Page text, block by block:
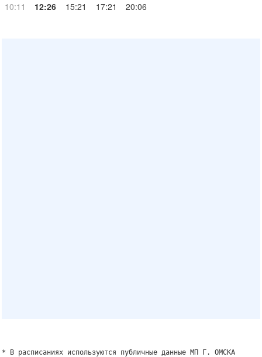
10:11
12:26 15:21 17:21 20:06
* В расписаниях используются публичные данные МП Г. ОМСКА